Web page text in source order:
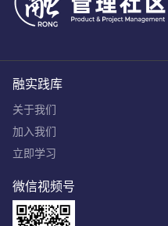
融实践库
关于我们
加入我们
立即学习
微信视频号